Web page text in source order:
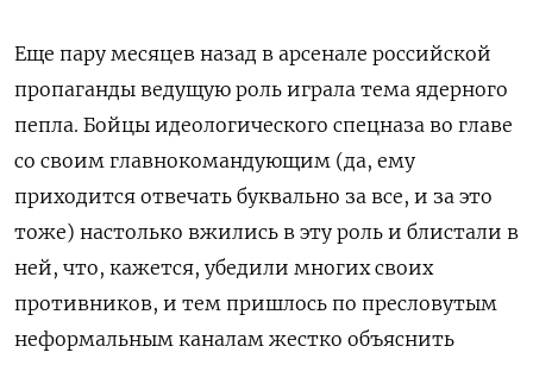
Еще пару месяцев назад в арсенале российской
пропаганды ведущую роль играла тема ядерного
пепла. Бойцы идеологического спецназа во главе
со своим главнокомандующим (да, ему
приходится отвечать буквально за все, и за это
тоже) настолько вжились в эту роль и блистали в
ней, что, кажется, убедили многих своих
противников, и тем пришлось по пресловутым
неформальным каналам жестко объяснить